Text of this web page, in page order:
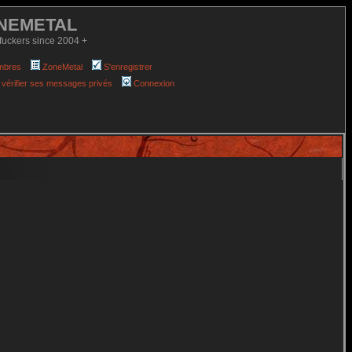
since 2004 +
ZoneMetal
S'enregistrer
ses messages privés Connexion